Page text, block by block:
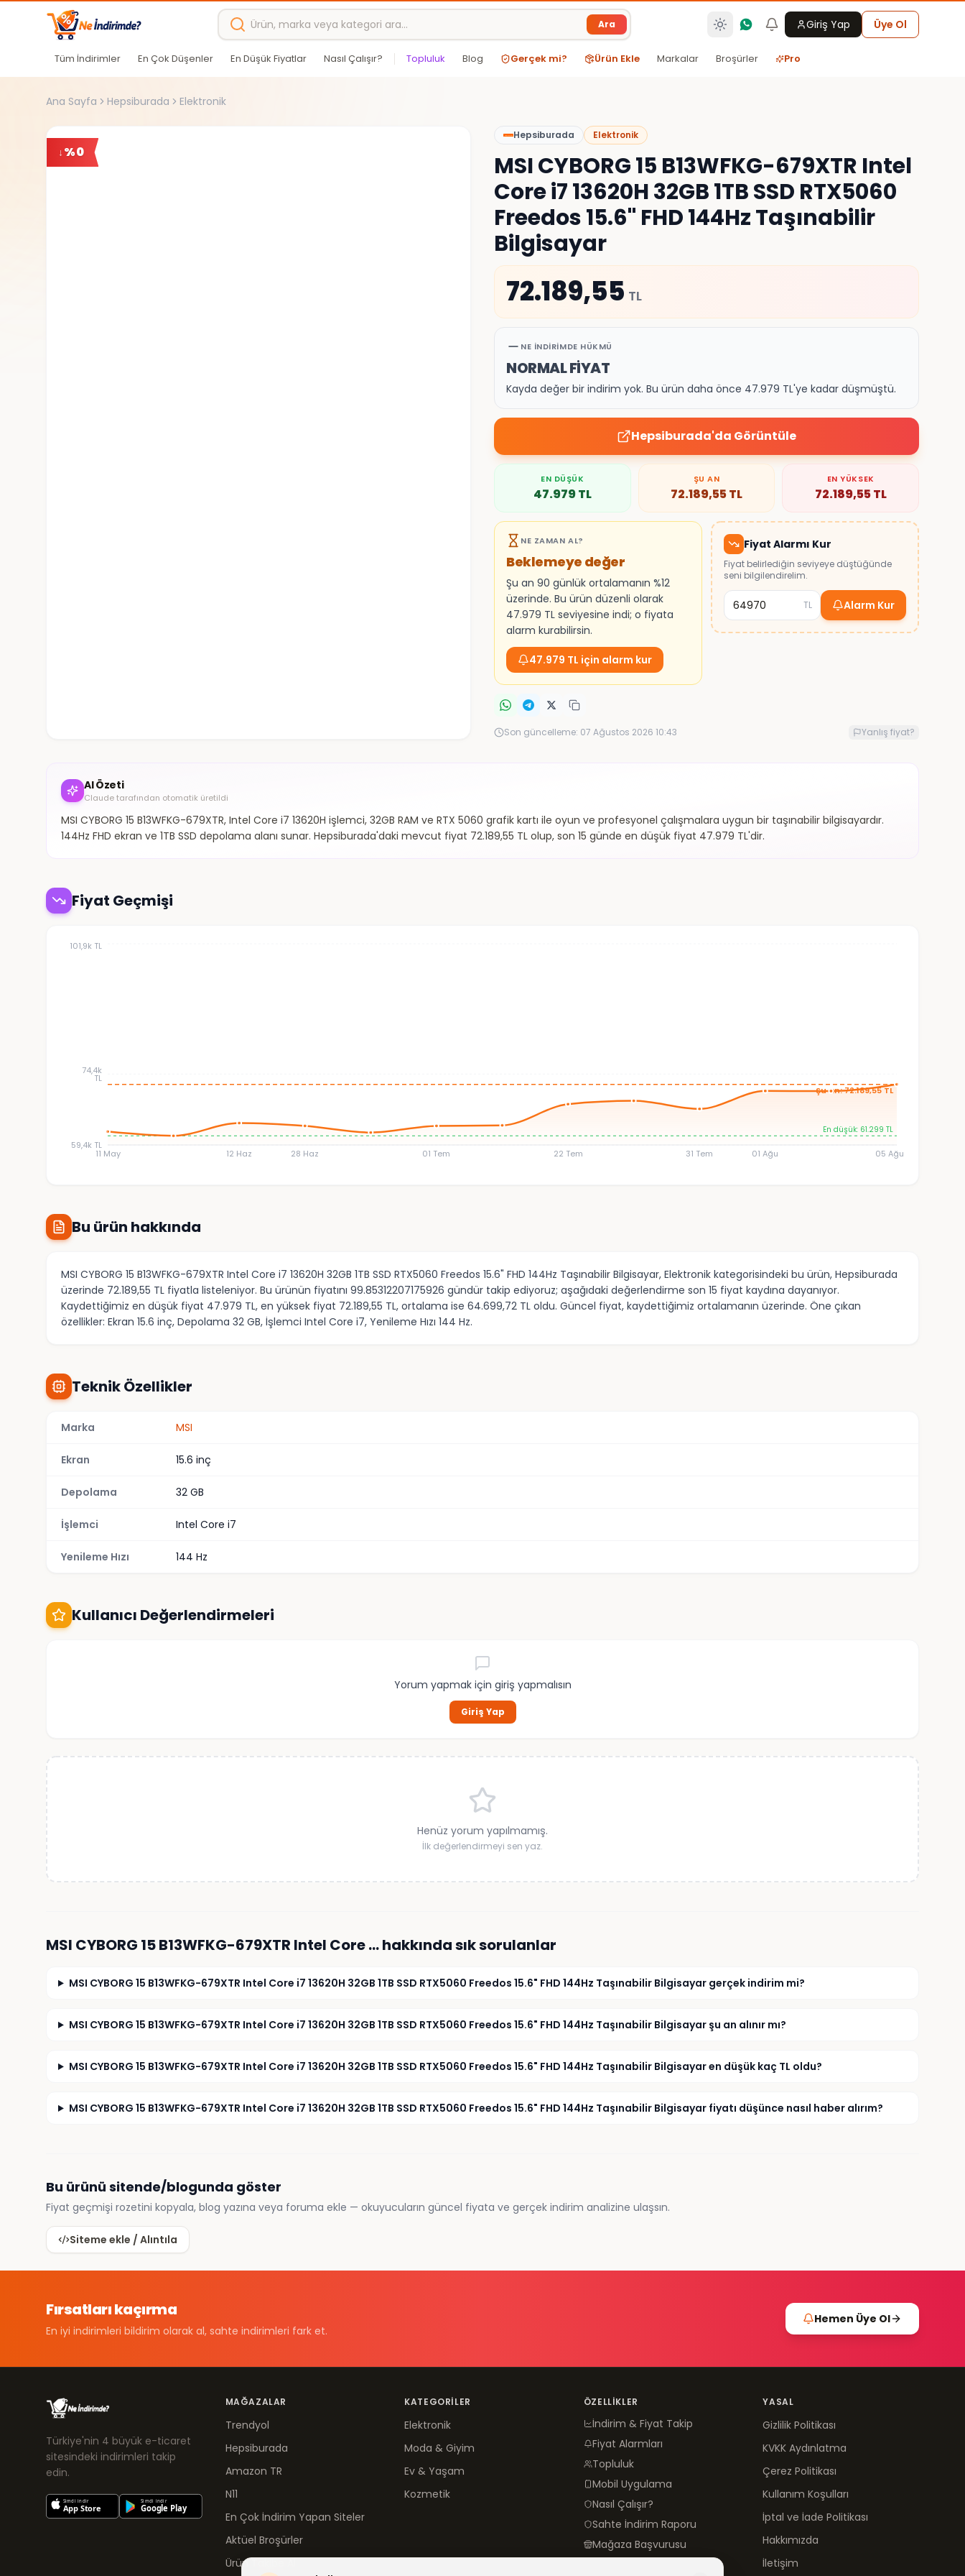
Ana içeriğe atla
Ara Giriş Yap Üye Ol
Tüm İndirimler En Çok Düşenler En Düşük Fiyatlar Nasıl Çalışır? Topluluk Blog Gerçek mi? Ürün Ekle Markalar Broşürler Pro
Ana Sayfa Hepsiburada Elektronik
%0
Hepsiburada Elektronik
MSI CYBORG 15 B13WFKG-679XTR Intel
Core i7 13620H 32GB 1TB SSD RTX5060
Freedos 15.6" FHD 144Hz Taşınabilir
Bilgisayar
72.189,55 TL
NE İNDIRIMDE HÜKMÜ
NORMAL FİYAT
Kayda değer bir indirim yok. Bu ürün daha önce 47.979 TL'ye kadar düşmüştü.
Hepsiburada'da Görüntüle
EN DÜŞÜK
47.979TL
ŞU AN
72.189,55TL
EN YÜKSEK
72.189,55TL
NE ZAMAN AL?
Beklemeye değer
Şu an 90 günlük ortalamanın %12
üzerinde. Bu ürün düzenli olarak
47.979 TL seviyesine indi; o fiyata
alarm kurabilirsin.
47.979 TL için alarm kur
Fiyat Alarmı Kur
Fiyat belirlediğin seviyeye düştüğünde
seni bilgilendirelim.
TL Alarm Kur
Son güncelleme: 07 Ağustos 2026 10:43 Yanlış fiyat?
AI Özeti
Claude tarafından otomatik üretildi
MSI CYBORG 15 B13WFKG-679XTR, Intel Core i7 13620H işlemci, 32GB RAM ve RTX 5060 grafik kartı ile oyun ve profesyonel çalışmalara uygun bir taşınabilir bilgisayardır.
144Hz FHD ekran ve 1TB SSD depolama alanı sunar. Hepsiburada'daki mevcut fiyat 72.189,55 TL olup, son 15 günde en düşük fiyat 47.979 TL'dir.
Fiyat Geçmişi
11 May 12 Haz 28 Haz 01 Tem 22 Tem 31 Tem 01 Ağu 05 Ağu
59,4k TL
74,4k
TL
101,9k TL
Şu an: 72.189,55 TL
En düşük: 61.299 TL
Bu ürün hakkında
MSI CYBORG 15 B13WFKG-679XTR Intel Core i7 13620H 32GB 1TB SSD RTX5060 Freedos 15.6" FHD 144Hz Taşınabilir Bilgisayar, Elektronik kategorisindeki bu ürün, Hepsiburada
üzerinde 72.189,55 TL fiyatla listeleniyor. Bu ürünün fiyatını 99.85312207175926 gündür takip ediyoruz; aşağıdaki değerlendirme son 15 fiyat kaydına dayanıyor.
Kaydettiğimiz en düşük fiyat 47.979 TL, en yüksek fiyat 72.189,55 TL, ortalama ise 64.699,72 TL oldu. Güncel fiyat, kaydettiğimiz ortalamanın üzerinde. Öne çıkan
özellikler: Ekran 15.6 inç, Depolama 32 GB, İşlemci Intel Core i7, Yenileme Hızı 144 Hz.
Teknik Özellikler
Marka MSI
Ekran 15.6 inç
Depolama 32 GB
İşlemci Intel Core i7
Yenileme Hızı 144 Hz
Kullanıcı Değerlendirmeleri
Yorum yapmak için giriş yapmalısın
Giriş Yap
Henüz yorum yapılmamış.
İlk değerlendirmeyi sen yaz.
MSI CYBORG 15 B13WFKG-679XTR Intel Core …hakkında sık sorulanlar
MSI CYBORG 15 B13WFKG-679XTR Intel Core i7 13620H 32GB 1TB SSD RTX5060 Freedos 15.6" FHD 144Hz Taşınabilir Bilgisayar gerçek indirim mi?
MSI CYBORG 15 B13WFKG-679XTR Intel Core i7 13620H 32GB 1TB SSD RTX5060 Freedos 15.6" FHD 144Hz Taşınabilir Bilgisayar şu an alınır mı?
MSI CYBORG 15 B13WFKG-679XTR Intel Core i7 13620H 32GB 1TB SSD RTX5060 Freedos 15.6" FHD 144Hz Taşınabilir Bilgisayar en düşük kaç TL oldu?
MSI CYBORG 15 B13WFKG-679XTR Intel Core i7 13620H 32GB 1TB SSD RTX5060 Freedos 15.6" FHD 144Hz Taşınabilir Bilgisayar fiyatı düşünce nasıl haber alırım?
Bu ürünü sitende/blogunda göster
Fiyat geçmişi rozetini kopyala, blog yazına veya foruma ekle — okuyucuların güncel fiyata ve gerçek indirim analizine ulaşsın.
Siteme ekle / Alıntıla
Fırsatları kaçırma
En iyi indirimleri bildirim olarak al, sahte indirimleri fark et.
Hemen Üye Ol
Türkiye'nin 4 büyük e-ticaret
sitesindeki indirimleri takip
edin.
MAĞAZALAR
Trendyol
Hepsiburada
Amazon TR
N11
En Çok İndirim Yapan Siteler
Aktüel Broşürler
Ürün Takibe Al
KATEGORILER
Elektronik
Moda & Giyim
Ev & Yaşam
Kozmetik
ÖZELLIKLER
İndirim & Fiyat Takip
Fiyat Alarmları
Topluluk
Mobil Uygulama
Nasıl Çalışır?
Sahte İndirim Raporu
Mağaza Başvurusu
YASAL
Gizlilik Politikası
KVKK Aydınlatma
Çerez Politikası
Kullanım Koşulları
İptal ve İade Politikası
Hakkımızda
İletişim